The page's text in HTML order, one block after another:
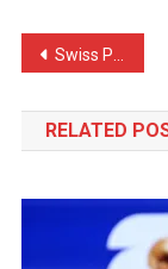
Post
Swiss Pensioner Scammed by Fake Brad Pitt Loses Nearly 100,000 Dollars and Waits Weeks in a Hotel for Him
RELATED